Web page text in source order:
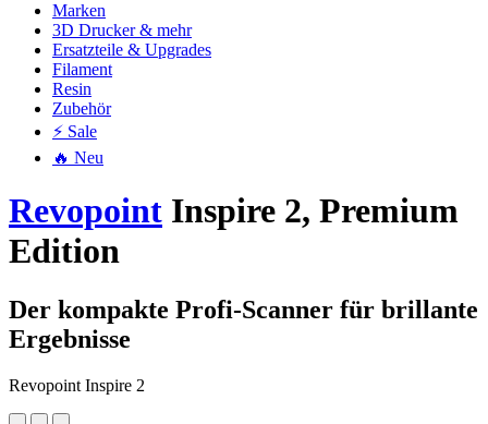
Marken
3D Drucker & mehr
Ersatzteile & Upgrades
Filament
Resin
Zubehör
⚡ Sale
🔥 Neu
Revopoint Inspire 2, Premium
Edition
Der kompakte Profi-Scanner für brillante
Ergebnisse
Revopoint Inspire 2